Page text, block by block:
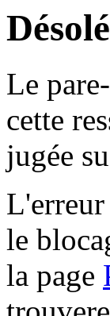
Le
cette
jugée
L'erreur
le
la page